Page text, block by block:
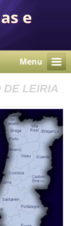
e
Menu
DE LEIRIA